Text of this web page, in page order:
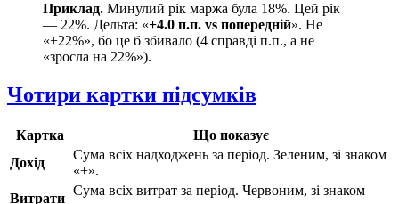
Приклад. Минулий рік маржа була 18%. Цей рік
— 22%. Дельта: «+4.0 п.п. vs попередній». Не
«+22%», бо це б збивало (4 справді п.п., а не
«зросла на 22%»).
Чотири картки підсумків
Картка
Що показує
Дохід
Сума всіх надходжень за період. Зеленим, зі знаком
«+».
Витрати
Сума всіх витрат за період. Червоним, зі знаком